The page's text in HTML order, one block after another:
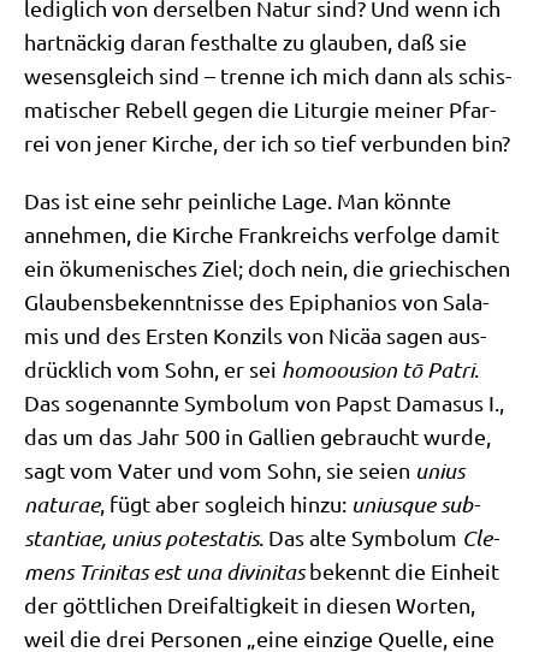
ledig­lich von der­sel­ben Natur sind? Und wenn ich
hart­näckig dar­an fest­hal­te zu glau­ben, daß sie
wesens­gleich sind – tren­ne ich mich dann als schis­
ma­ti­scher Rebell gegen die Lit­ur­gie mei­ner Pfar­
rei von jener Kir­che, der ich so tief ver­bun­den bin?
Das ist eine sehr pein­li­che Lage. Man könn­te
anneh­men, die Kir­che Frank­reichs ver­fol­ge damit
ein öku­me­ni­sches Ziel; doch nein, die grie­chi­schen
Glau­bens­be­kennt­nis­se des Epi­pha­ni­os von Sala­
mis und des Ersten Kon­zils von Nicäa sagen aus­
drück­lich vom Sohn, er sei homoou­si­on tō Patri.
Das soge­nann­te Sym­bo­lum von Papst Dama­sus I.,
das um das Jahr 500 in Gal­li­en gebraucht wur­de,
sagt vom Vater und vom Sohn, sie sei­en uni­us
naturae, fügt aber sogleich hin­zu: uni­us­que sub­
stan­tiae, uni­us pote­sta­tis. Das alte Sym­bo­lum Cle­
mens Tri­ni­tas est una divi­ni­tasbekennt die Ein­heit
der gött­li­chen Drei­fal­tig­keit in die­sen Wor­ten,
weil die drei Per­so­nen „eine ein­zi­ge Quel­le, eine